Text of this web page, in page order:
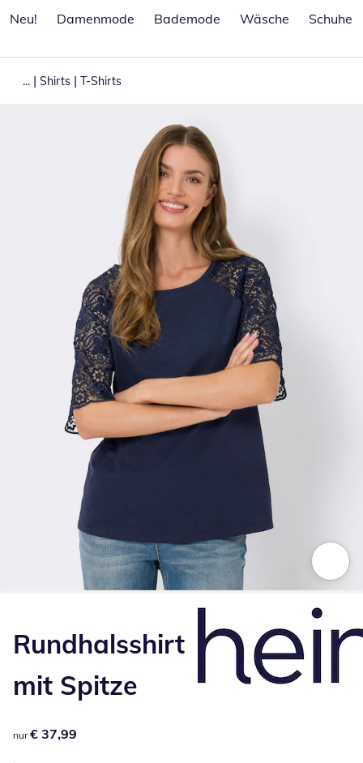
Neu!
Damenmode Bademode Wäsche Schuhe
... | Shirts | T-Shirts
Rundhalsshirt
mit Spitze
€ 37,99
nur € 37,99